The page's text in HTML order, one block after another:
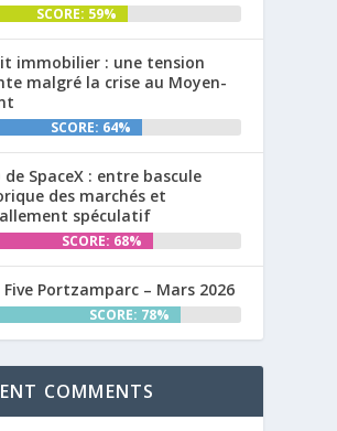
SCORE: 59%
immobilier : une tension
malgré la crise au Moyen-
SCORE: 64%
de SpaceX : entre bascule
des marchés et
spéculatif
SCORE: 68%
Five Portzamparc – Mars 2026
SCORE: 78%
COMMENTS